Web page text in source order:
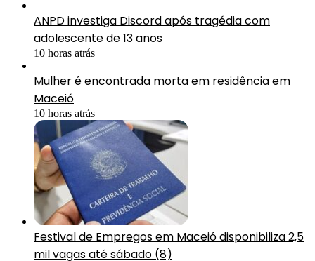
ANPD investiga Discord após tragédia com
adolescente de 13 anos
10 horas atrás
Mulher é encontrada morta em residência em
Maceió
10 horas atrás
Festival de Empregos em Maceió disponibiliza 2,5
mil vagas até sábado (8)